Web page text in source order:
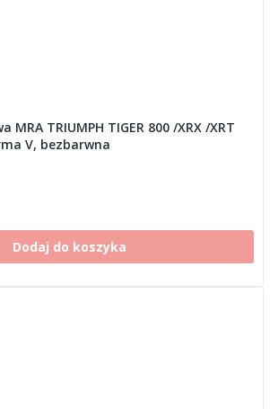
TRIUMPH TIGER 800 /XRX /XRT
V, bezbarwna
Dodaj do koszyka